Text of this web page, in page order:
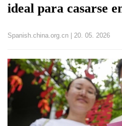
ideal para casarse
Spanish.china.org.cn 20. 05. 2026